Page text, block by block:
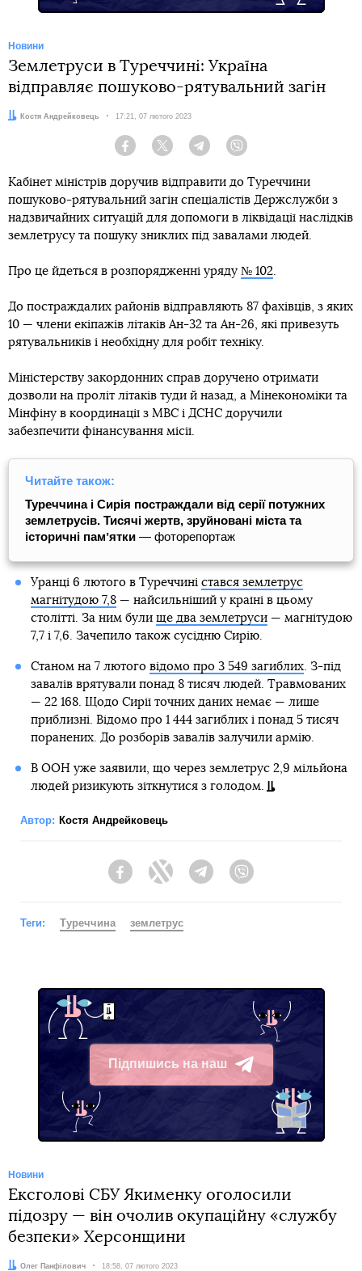
Новини
Землетруси в Туреччині: Україна
відправляє пошуково-рятувальний загін
Автор:Костя Андрейковець Дата:
17:21, 07 лютого 2023
Facebook Twitter Telegram
Кабінет міністрів доручив відправити до Туреччини
пошуково-рятувальний загін спеціалістів Держслужби з
надзвичайних ситуацій для допомоги в ліквідації наслідків
землетрусу та пошуку зниклих під завалами людей.
Про це йдеться в розпорядженні уряду № 102
До постраждалих районів відправляють 87 фахівців, з яких
10 — члени екіпажів літаків Ан-32 та Ан-26, які привезуть
рятувальників і необхідну для робіт техніку.
Міністерству закордонних справ доручено отримати
дозволи на проліт літаків туди й назад, а Мінекономіки та
Мінфіну в координації з МВС і ДСНС доручили
забезпечити фінансування місії.
Читайте також:
Туреччина і Сирія постраждали від серії потужних
землетрусів. Тисячі жертв, зруйновані міста та
історичні памʼятки — фоторепортаж
Уранці 6 лютого в Туреччині стався землетрус
магнітудою 7,8— найсильніший у країні в цьому
столітті. За ним були ще два землетруси— магнітудою
7,7 і 7,6. Зачепило також сусідню Сирію.
Станом на 7 лютого відомо про 3 549 загиблих. З-під
завалів врятували понад 8 тисяч людей. Травмованих
— 22 168. Щодо Сирії точних даних немає — лише
приблизні. Відомо про 1 444 загиблих і понад 5 тисяч
поранених. До розборів завалів залучили армію.
В ООН уже заявили, що через землетрус 2,9 мільйона
людей ризикують зіткнутися з голодом.
Автор: Костя Андрейковець
FacebookTwitter Telegram
Теги: Туреччина землетрус
Підпишись на наш
Telegram
Новини
Ексголові СБУ Якименку оголосили
підозру — він очолив окупаційну «службу
безпеки» Херсонщини
Автор:
Олег Панфілович Дата:
18:58, 07 лютого 2023